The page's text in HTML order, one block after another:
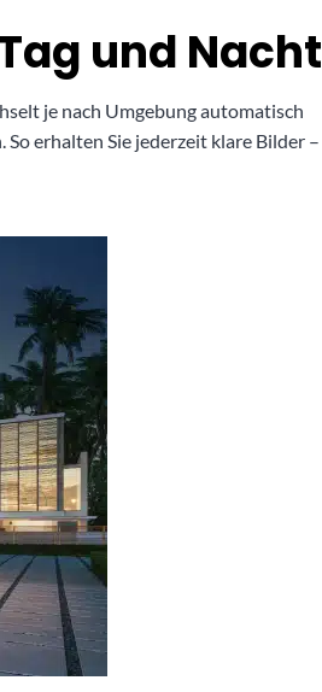
und Nacht
je nach Umgebung automatisch
erhalten Sie jederzeit klare Bilder –